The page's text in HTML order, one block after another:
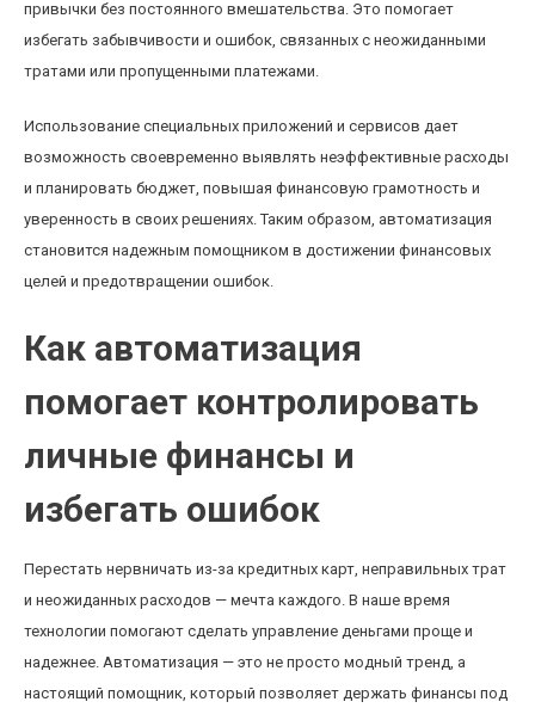
привычки без постоянного вмешательства. Это помогает
избегать забывчивости и ошибок, связанных с неожиданными
тратами или пропущенными платежами.
Использование специальных приложений и сервисов дает
возможность своевременно выявлять неэффективные расходы
и планировать бюджет, повышая финансовую грамотность и
уверенность в своих решениях. Таким образом, автоматизация
становится надежным помощником в достижении финансовых
целей и предотвращении ошибок.
Как автоматизация
помогает контролировать
личные финансы и
избегать ошибок
Перестать нервничать из-за кредитных карт, неправильных трат
и неожиданных расходов — мечта каждого. В наше время
технологии помогают сделать управление деньгами проще и
надежнее. Автоматизация — это не просто модный тренд, а
настоящий помощник, который позволяет держать финансы под